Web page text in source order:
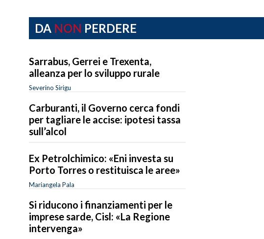
DA NON PERDERE
Sarrabus, Gerrei e Trexenta,
alleanza per lo sviluppo rurale
Severino Sirigu
Carburanti, il Governo cerca fondi
per tagliare le accise: ipotesi tassa
sull’alcol
Ex Petrolchimico: «Eni investa su
Porto Torres o restituisca le aree»
Mariangela Pala
Si riducono i finanziamenti per le
imprese sarde, Cisl: «La Regione
intervenga»